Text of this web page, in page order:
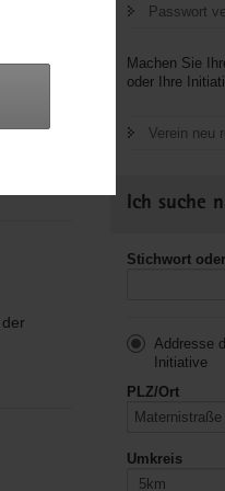
Passwort
Machen Sie
oder Ihre
Verein neu
Ich suche
Stichwort
Addresse
Initiative
PLZ/Ort
Umkreis